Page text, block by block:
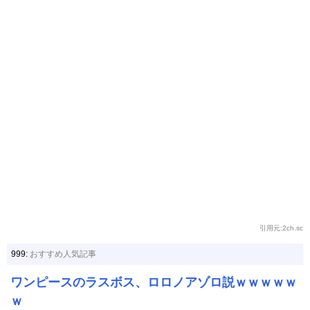
引用元:2ch.sc
999: おすすめ人気記事
ワンピースのラスボス、ロロノアゾロ説ｗｗｗｗｗ
ｗ